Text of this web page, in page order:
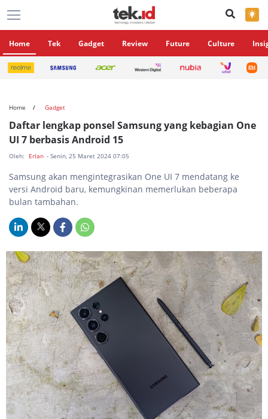
×
Home Tek Gadget Review Future Culture
Home Gadget
Daftar lengkap ponsel Samsung yang kebagian One
UI 7 berbasis Android 15
Oleh: Erlan - Senin, 25 Maret 2024 07:05
Samsung akan mengintegrasikan One UI 7 mendatang ke
versi Android baru, kemungkinan memerlukan beberapa
bulan tambahan.